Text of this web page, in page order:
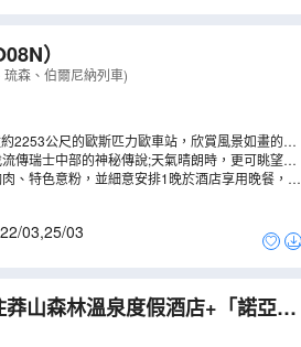
）
森、伯爾尼納列車)
2253公尺的歐斯匹力歐車站，欣賞風景如畫的絕
傳瑞士中部的神秘傳說;天氣晴朗時，更可眺望到
、特色意粉，並細意安排1晚於酒店享用晚餐，中
22/03,25/03
山森林溫泉度假酒店+「諾亞方
碗特色風味宴】莽山美景純玩3